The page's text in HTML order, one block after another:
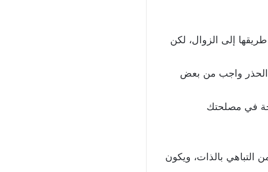
إلى الزوال، لكن
الحذر واجب من بعض
في مصلحتك
التباهي بالذات، ويكون